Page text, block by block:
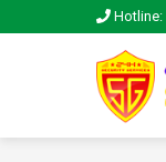
Hotline: